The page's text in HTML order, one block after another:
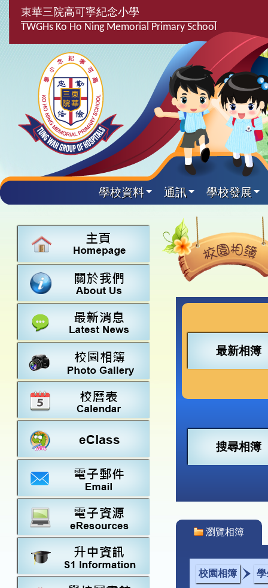
東華三院高可寧紀念小學
TWGHs Ko Ho Ning Memorial Primary School
學校資料 通訊 學校發展
關於
學校資料
校長的話
行政架構
學校設施
學校
最新消息
學校發
計劃,報告及
主要
中文
英文
常識
學生
學生支援組
言語能力提
興趣及
課後興趣班
校隊活動
學生得
25-26得獎
24-25得獎
22-23得獎
20-21得獎
校園
校園相簿
校園電台
學校附
家長教師會
校友會